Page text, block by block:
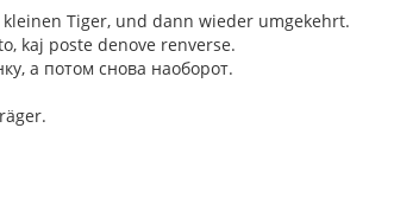
Tiger, und dann wieder umgekehrt.
kaj poste denove renverse.
а потом снова наоборот.